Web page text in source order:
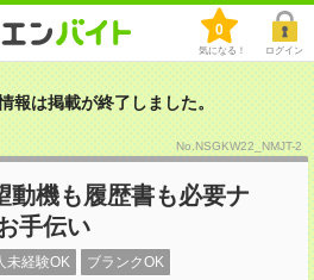
0
気になる！ ログイン
報は掲載が終了しました。
No.NSGKW22_NMJT-2
機も履歴書も必要ナ
手伝い
未経験OK ブランクOK